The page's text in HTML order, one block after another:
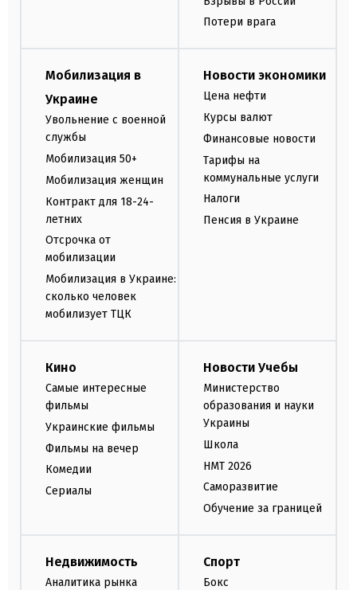
Потери врага
Мобилизация в
Украине
Увольнение с военной
службы
Мобилизация 50+
Мобилизация женщин
Контракт для 18-24-
летних
Отсрочка от
мобилизации
Мобилизация в Украине:
сколько человек
мобилизует ТЦК
Новости экономики
Цена нефти
Курсы валют
Финансовые новости
Тарифы на
коммунальные услуги
Налоги
Пенсия в Украине
Кино
Самые интересные
фильмы
Украинские фильмы
Фильмы на вечер
Комедии
Сериалы
Новости Учебы
Министерство
образования и науки
Украины
Школа
НМТ 2026
Саморазвитие
Обучение за границей
Недвижимость
Аналитика рынка
Спорт
Бокс